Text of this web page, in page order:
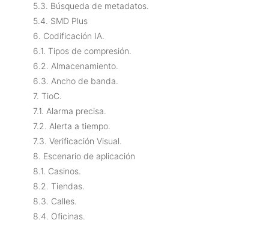
5.3. Búsqueda de metadatos.
5.4. SMD Plus
6. Codificación IA.
6.1. Tipos de compresión.
6.2. Almacenamiento.
6.3. Ancho de banda.
7. TioC.
7.1. Alarma precisa.
7.2. Alerta a tiempo.
7.3. Verificación Visual.
8. Escenario de aplicación
8.1. Casinos.
8.2. Tiendas.
8.3. Calles.
8.4. Oficinas.